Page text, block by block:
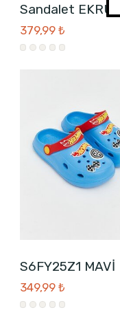
Sandalet EKRU
379,99 ₺
S6FY25Z1 MAVİ
349,99 ₺